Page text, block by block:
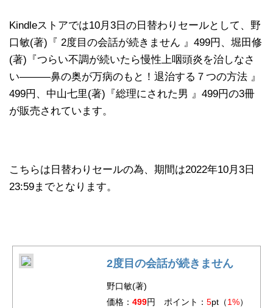
Kindleストアでは10月3日の日替わりセールとして、野
口敏(著)『 2度目の会話が続きません 』499円、堀田修
(著)『つらい不調が続いたら慢性上咽頭炎を治しなさ
い―――鼻の奥が万病のもと！退治する７つの方法 』
499円、中山七里(著)『総理にされた男 』499円の3冊
が販売されています。
こちらは日替わりセールの為、期間は2022年10月3日
23:59までとなります。
2度目の会話が続きません
野口敏(著)
価格： 499円 ポイント： 5pt（1%）